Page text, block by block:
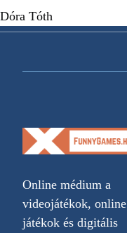
Dóra Tóth
Online médium a
videojátékok, online
játékok és digitális